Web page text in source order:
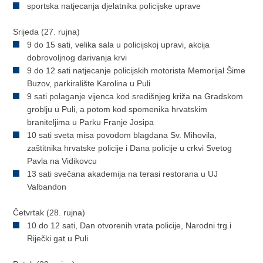
sportska natjecanja djelatnika policijske uprave
Srijeda (27. rujna)
9 do 15 sati, velika sala u policijskoj upravi, akcija
dobrovoljnog darivanja krvi
9 do 12 sati natjecanje policijskih motorista Memorijal Šime
Buzov, parkiralište Karolina u Puli
9 sati polaganje vijenca kod središnjeg križa na Gradskom
groblju u Puli, a potom kod spomenika hrvatskim
braniteljima u Parku Franje Josipa
10 sati sveta misa povodom blagdana Sv. Mihovila,
zaštitnika hrvatske policije i Dana policije u crkvi Svetog
Pavla na Vidikovcu
13 sati svečana akademija na terasi restorana u UJ
Valbandon
Četvrtak (28. rujna)
10 do 12 sati, Dan otvorenih vrata policije, Narodni trg i
Riječki gat u Puli